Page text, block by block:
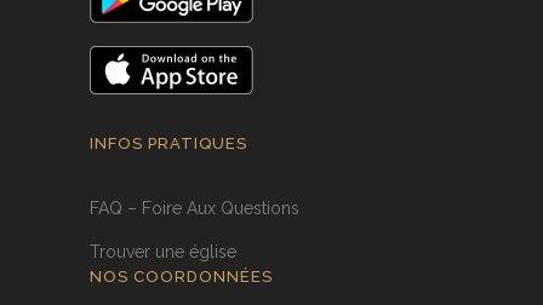
INFOS PRATIQUES
FAQ – Foire Aux Questions
Trouver une église
NOS COORDONNÉES